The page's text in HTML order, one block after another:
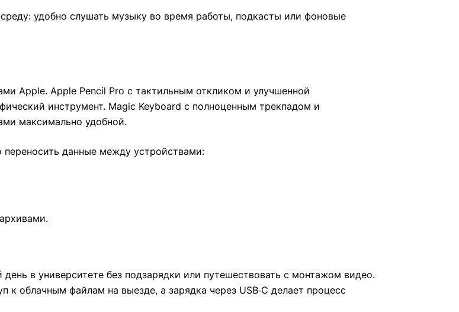
удобно слушать музыку во время работы, подкасты или фоновые
Apple. Apple Pencil Pro с тактильным откликом и улучшенной
инструмент. Magic Keyboard с полноценным трекпадом и
максимально удобной.
переносить данные между устройствами:
в университете без подзарядки или путешествовать с монтажом видео.
облачным файлам на выезде, а зарядка через USB‑C делает процесс